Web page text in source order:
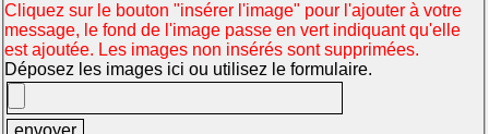
Cliquez sur le bouton "insérer l'image" pour l'ajouter à votre
message, le fond de l'image passe en vert indiquant qu'elle
est ajoutée. Les images non insérés sont supprimées.
Déposez les images ici ou utilisez le formulaire.